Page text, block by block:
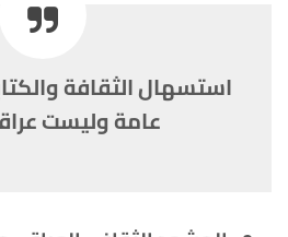
استسهال الثقافة
عامة وليست